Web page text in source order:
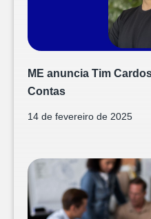
ME anuncia Tim
Contas
14 de fevereiro de 2025